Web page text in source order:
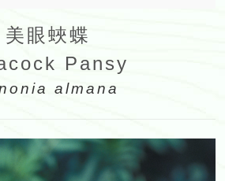
美眼蛺蝶
Pansy
almana